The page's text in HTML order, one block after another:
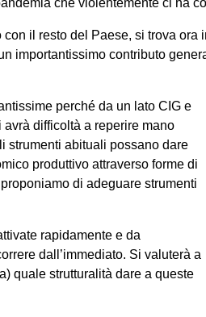
il resto del Paese, si trova
importantissimo contributo
perché da un lato CIG e
difficoltà a reperire mano
strumenti abituali possano dare
produttivo attraverso forme di
di adeguare strumenti
rapidamente e da
dall’immediato. Si valuterà a
quale strutturalità dare a queste